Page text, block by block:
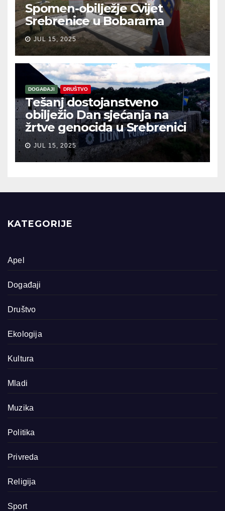
Spomen-obilježje Cvijet
Srebrenice u Bobarama
JUL 15, 2025
DOGAĐAJI DRUŠTVO
Tešanj dostojanstveno
obilježio Dan sjećanja na
žrtve genocida u Srebrenici
JUL 15, 2025
KATEGORIJE
Apel
Događaji
Društvo
Ekologija
Kultura
Mladi
Muzika
Politika
Privreda
Religija
Sport